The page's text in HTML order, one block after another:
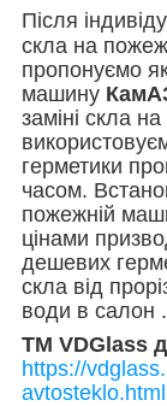
Після
скла на
пропонуємо
машину
заміні скла
герметики
часом.
пожежній
цінами
дешевих
скла від
води в салон .
TM VDGlass
https://
avtosteklo.html